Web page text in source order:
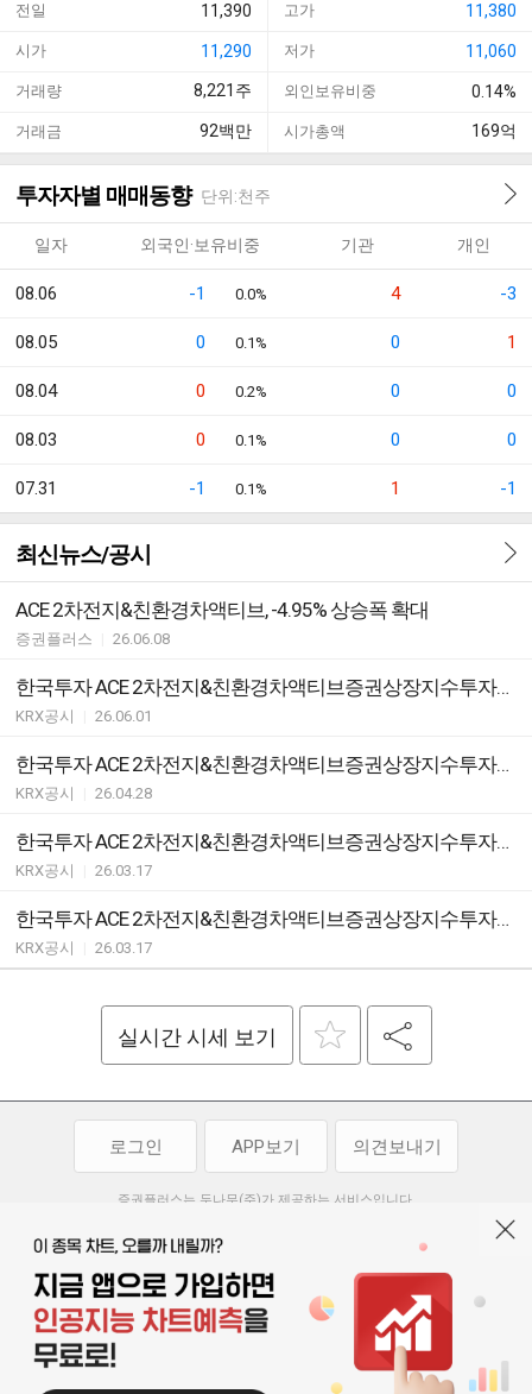
전일 11,390 고가 11,380
시가 11,290 저가 11,060
거래량 8,221 주 외인보유비중 0.14%
거래금 92백만 시가총액 169억
투자자별 매매동향 단위:천주
일자 외국인·보유비중 기관 개인
08.06 -1 0.0% 4 -3
08.05 0 0.1% 0 1
08.04 0 0.2% 0 0
08.03 0 0.1% 0 0
07.31 -1 0.1% 1 -1
최신뉴스/공시
ACE 2차전지&친환경차액티브, -4.95% 상승폭 확대
증권플러스 26.06.08
한국투자 ACE 2차전지&친환경차액티브증권상장지수투자신탁(주식) ETF 괴리율 초과 발생
KRX공시 26.06.01
한국투자 ACE 2차전지&친환경차액티브증권상장지수투자신탁(주식) ETF 분배락 기준가격 안내
KRX공시 26.04.28
한국투자 ACE 2차전지&친환경차액티브증권상장지수투자신탁(주식) ETF지정참가회사(AP)추가ㆍ해지ㆍ변경안내
KRX공시 26.03.17
한국투자 ACE 2차전지&친환경차액티브증권상장지수투자신탁(주식) ETF유동성공급자(LP)와유동성공급계약의체결ㆍ변경ㆍ해지안내
KRX공시 26.03.17
실시간 시세 보기
로그인 APP보기 의견보내기
증권플러스는 두나무(주)가 제공하는 서비스입니다.
투자 참고사항이며, 정보 제공 과정에서 오류나 지연이 발생할 수 있습니다.
두나무(주)는 제공된 정보에 의한 투자 결과에 대하여 법적인 책임을
부담하지 않습니다. 본 서비스에서 제공되는 정보의 무단 배포를 금합니다.
이용약관 | 청소년보호정책 개인정보처리방침
기사배열 기본방침 | 고객센터 |
오픈소스 라이선스
서울특별시 서초구 강남대로 369, 15층
사업자 등록번호 119-86-54968